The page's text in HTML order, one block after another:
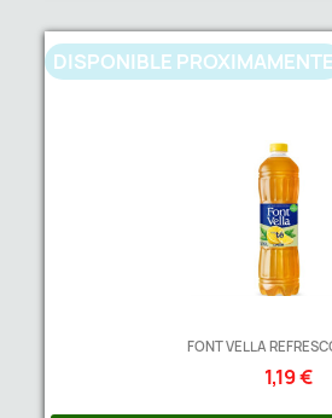
FONT VELLA
1,19 €
DISPONIBLE PROXIMAMENTE